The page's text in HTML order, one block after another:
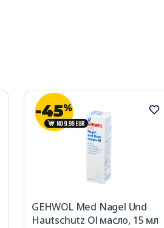
GEHWOL Med Nagel Und
Hautschutz Ol масло, 15 мл